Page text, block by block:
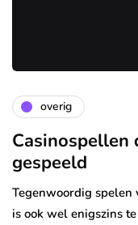
overig
Casinospellen
gespeeld
Tegenwoordig spelen
is ook wel enigszins